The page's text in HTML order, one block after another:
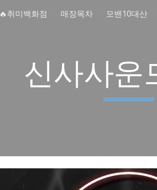
Skip to main content
🔥취미백화점 매장목차 모밴10대산
신사사운